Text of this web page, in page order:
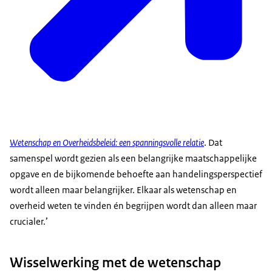
Wetenschap en Overheidsbeleid: een spanningsvolle relatie. Dat
samenspel wordt gezien als een belangrijke maatschappelijke
opgave en de bijkomende behoefte aan handelingsperspectief
wordt alleen maar belangrijker. Elkaar als wetenschap en
overheid weten te vinden én begrijpen wordt dan alleen maar
crucialer.’
Wisselwerking met de wetenschap